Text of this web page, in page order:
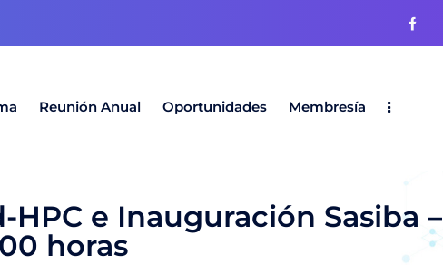
Reunión Anual Oportunidades Membresía
e Inauguración Sasiba –
horas